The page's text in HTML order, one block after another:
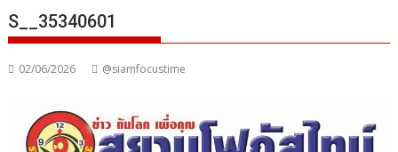
S__35340601
02/06/2026 @siamfocustime